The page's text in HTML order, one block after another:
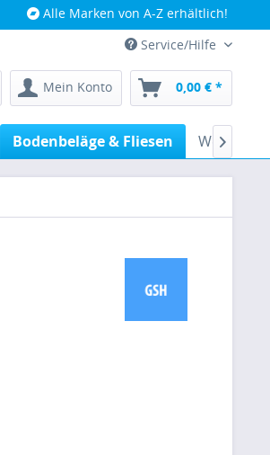
Alle Marken von A-Z erhältlich!
Service/Hilfe
Mein Konto 0,00 € *
Bodenbeläge & Fliesen 